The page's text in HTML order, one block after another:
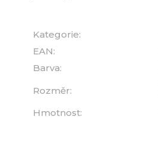
Kategorie:
EAN:
Barva:
Rozměr:
Hmotnost: